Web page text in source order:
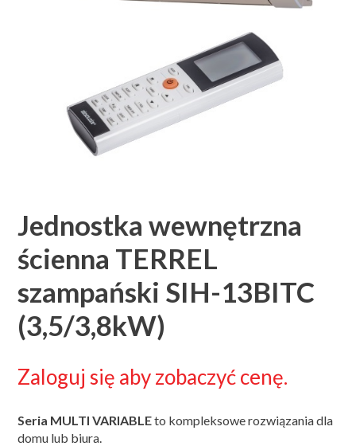
Jednostka wewnętrzna
ścienna TERREL
szampański SIH-13BITC
(3,5/3,8kW)
Zaloguj się aby zobaczyć cenę.
Seria MULTI VARIABLEto kompleksowe rozwiązania dla
domu lub biura.